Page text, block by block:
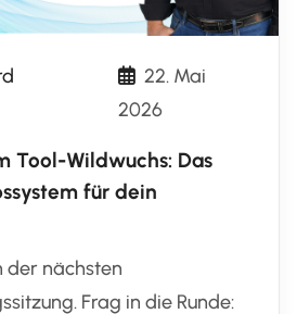
22. Mai
2026
Tool-Wildwuchs: Das
für dein
der nächsten
Frag in die Runde: